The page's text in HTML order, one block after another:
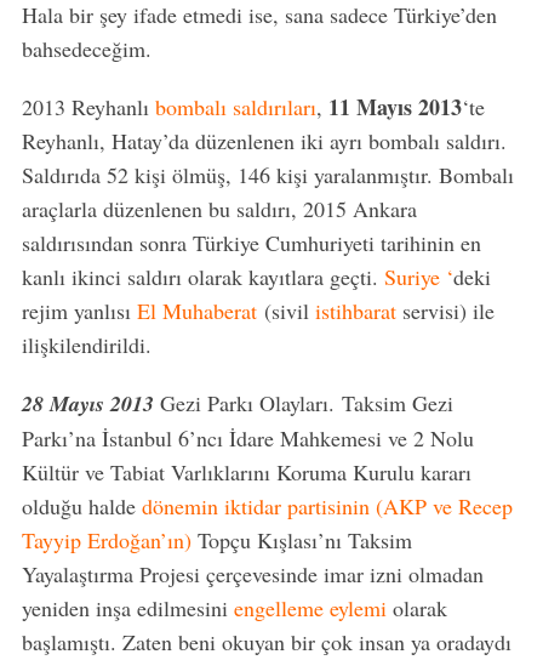
Hala bir şey ifade etmedi ise, sana sadece Türkiye’den
bahsedeceğim.
2013 Reyhanlıbombalı saldırıları, 11 Mayıs 2013‘te
Reyhanlı, Hatay’da düzenlenen iki ayrı bombalı saldırı.
Saldırıda 52 kişi ölmüş, 146 kişi yaralanmıştır. Bombalı
araçlarla düzenlenen bu saldırı, 2015 Ankara
saldırısından sonra Türkiye Cumhuriyeti tarihinin en
kanlı ikinci saldırı olarak kayıtlara geçti. Suriye ‘deki
rejim yanlısı El Muhaberat(sivil istihbaratservisi) ile
ilişkilendirildi.
28 Mayıs 2013 Gezi Parkı Olayları. Taksim Gezi
Parkı’na İstanbul 6’ncı İdare Mahkemesi ve 2 Nolu
Kültür ve Tabiat Varlıklarını Koruma Kurulu kararı
olduğu halde dönemin iktidar partisinin (AKP ve Recep
Tayyip Erdoğan’ın)Topçu Kışlası’nı Taksim
Yayalaştırma Projesi çerçevesinde imar izni olmadan
yeniden inşa edilmesiniengelleme eylemiolarak
başlamıştı. Zaten beni okuyan bir çok insan ya oradaydı